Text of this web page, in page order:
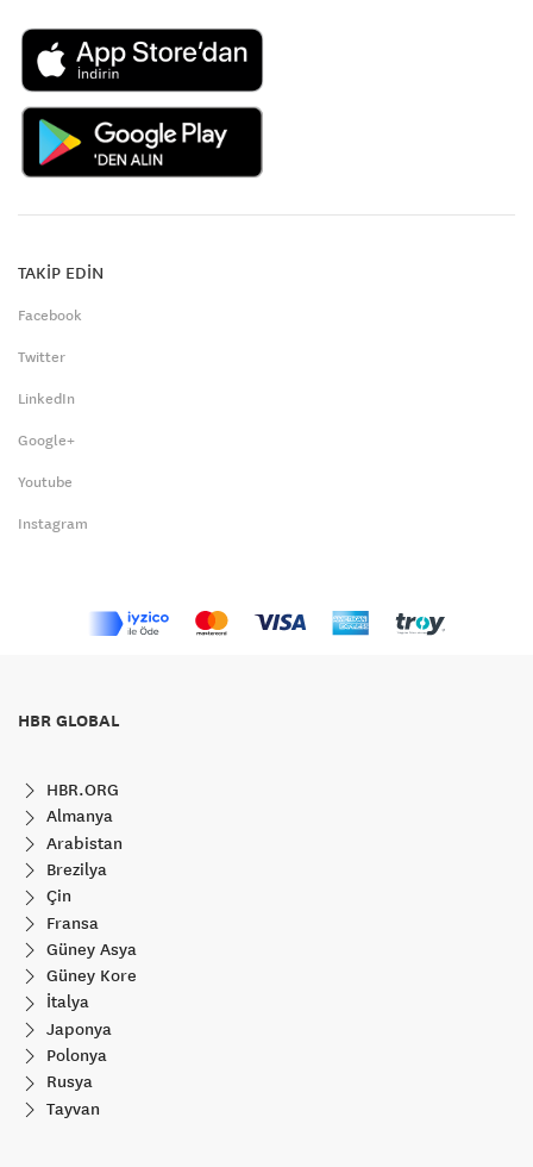
TAKİP EDİN
Facebook
Twitter
LinkedIn
Google+
Youtube
Instagram
HBR GLOBAL
HBR.ORG
Almanya
Arabistan
Brezilya
Çin
Fransa
Güney Asya
Güney Kore
İtalya
Japonya
Polonya
Rusya
Tayvan